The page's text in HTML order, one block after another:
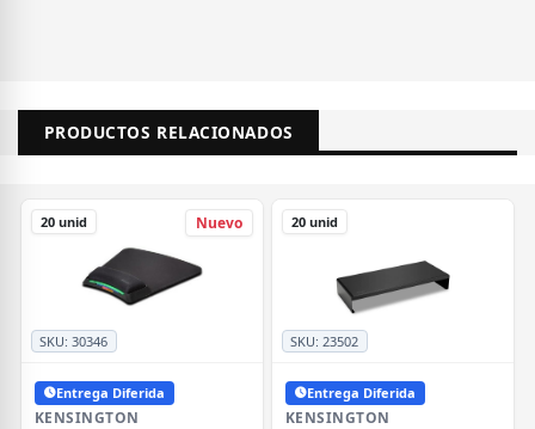
PRODUCTOS RELACIONADOS
Nuevo
SKU:30346
20 unid
Entrega Diferida
KENSINGTON
SKU:23502
20 unid
Entrega Diferida
KENSINGTON